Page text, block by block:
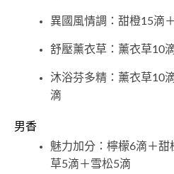
異國風情調：甜橙15滴
舒壓薰衣草：薰衣草10
沐浴芬多精：薰衣草10
滴
男香
魅力加分：檸檬6滴＋
草5滴＋雪松5滴